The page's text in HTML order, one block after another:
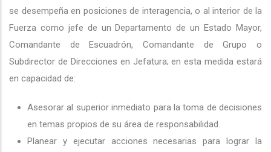
se desempeña en posiciones de interagencia, o al interior de la
Fuerza como jefe de un Departamento de un Estado Mayor,
Comandante de Escuadrón, Comandante de Grupo o
Subdirector de Direcciones en Jefatura; en esta medida estará
en capacidad de:
Asesorar al superior inmediato para la toma de decisiones
en temas propios de su área de responsabilidad.
Planear y ejecutar acciones necesarias para lograr la